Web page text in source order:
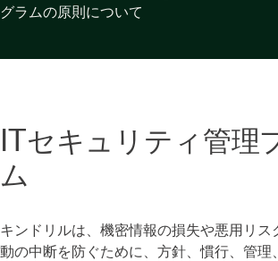
グラムの原則について
ITセキュリティ管理
ム
キンドリルは、機密情報の損失や悪用リス
動の中断を防ぐために、方針、慣行、管理